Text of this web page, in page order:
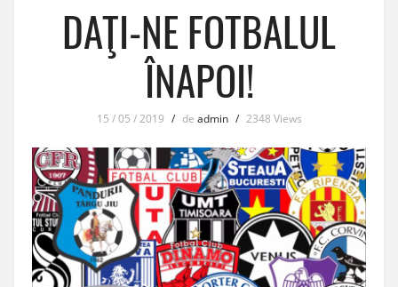
DAŢI-NE FOTBALUL
ÎNAPOI!
15 / 05 / 2019 / de admin / 2348 Views